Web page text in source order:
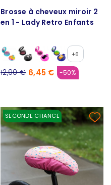
Brosse à cheveux miroir 2
en 1 - Lady Retro Enfants
+6
12,90 € 6,45 € -50%
SECONDE CHANCE